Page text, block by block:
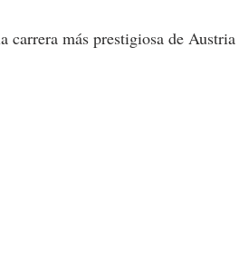
carrera más prestigiosa de